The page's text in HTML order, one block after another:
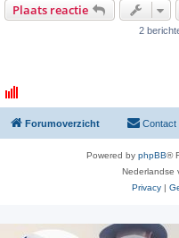
Plaats reactie
2
Forumoverzicht Contact
Powered by phpBB®
Nederlandse
Privacy |